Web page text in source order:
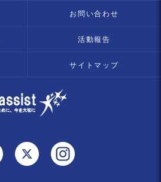
お問い合わせ
活動報告
サイトマップ